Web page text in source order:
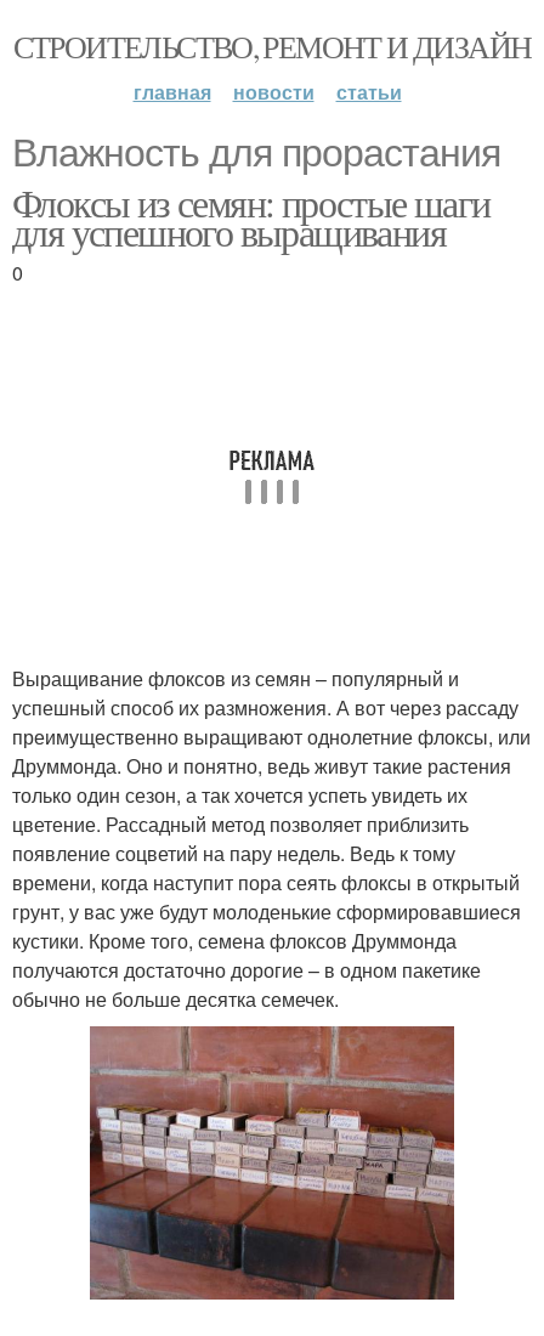
СТРОИТЕЛЬСТВО, РЕМОНТ И ДИЗАЙН
главная новости статьи
Влажность для прорастания
Флоксы из семян: простые шаги
для успешного выращивания
0
Выращивание флоксов из семян – популярный и
успешный способ их размножения. А вот через рассаду
преимущественно выращивают однолетние флоксы, или
Друммонда. Оно и понятно, ведь живут такие растения
только один сезон, а так хочется успеть увидеть их
цветение. Рассадный метод позволяет приблизить
появление соцветий на пару недель. Ведь к тому
времени, когда наступит пора сеять флоксы в открытый
грунт, у вас уже будут молоденькие сформировавшиеся
кустики. Кроме того, семена флоксов Друммонда
получаются достаточно дорогие – в одном пакетике
обычно не больше десятка семечек.